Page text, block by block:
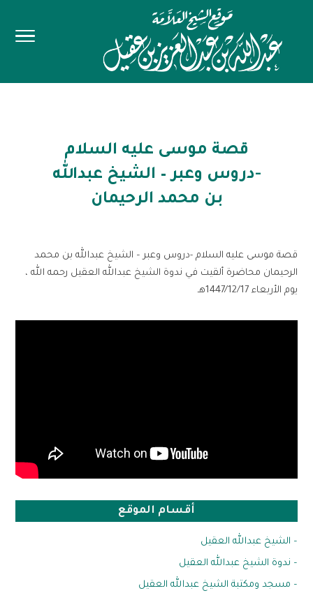
قصة موسى عليه السلام
-دروس وعبر – الشيخ عبدالله
بن محمد الرحيمان
قصة موسى عليه السلام -دروس وعبر – الشيخ عبدالله بن محمد
الرحيمان محاضرة ألقيت في ندوة الشيخ عبدالله العقيل رحمه الله ،
يوم الأربعاء 1447/12/17هـ
أقسام الموقع
– الشيخ عبدالله العقيل
– ندوة الشيخ عبدالله العقيل
– مسجد ومكتبة الشيخ عبدالله العقيل